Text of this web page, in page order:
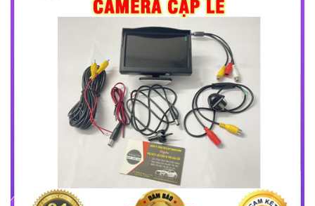
1.200.000₫.